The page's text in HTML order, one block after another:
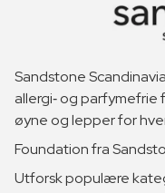
Sandstone
allergi‑ og parfymefrie
øyne og lepper for
Foundation fra
Utforsk populære